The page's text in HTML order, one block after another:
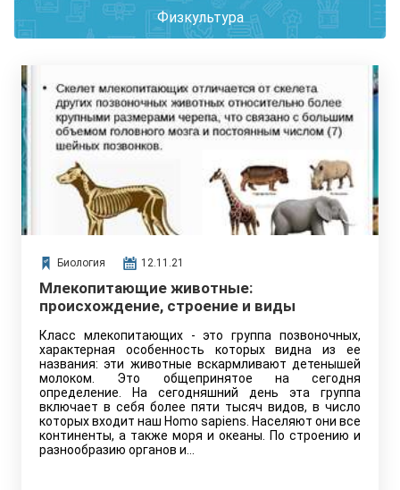
Физкультура
Биология 12.11.21
Млекопитающие животные:
происхождение, строение и виды
Класс млекопитающих - это группа позвоночных,
характерная особенность которых видна из ее
названия: эти животные вскармливают детенышей
молоком. Это общепринятое на сегодня
определение. На сегодняшний день эта группа
включает в себя более пяти тысяч видов, в число
которых входит наш Homo sapiens. Населяют они все
континенты, а также моря и океаны. По строению и
разнообразию органов и…